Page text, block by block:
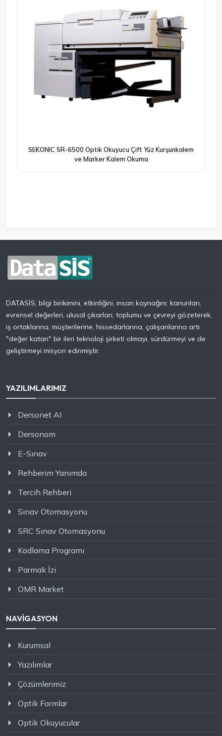
SEKONIC SR-6500 Optik Okuyucu Çift Yüz Kurşunkalem
ve Marker Kalem Okuma
DATASİS, bilgi birikimini, etkinliğini, insan kaynağını; kanunları,
evrensel değerleri, ulusal çıkarları, toplumu ve çevreyi gözeterek,
iş ortaklarına, müşterilerine, hissedarlarına, çalışanlarına artı
"değer katan" bir ileri teknoloji şirketi olmayı, sürdürmeyi ve de
geliştirmeyi misyon edinmiştir.
YAZILIMLARIMIZ
Dersonet AI
Dersonom
E-Sınav
Rehberim Yanımda
Tercih Rehberi
Sınav Otomasyonu
SRC Sınav Otomasyonu
Kodlama Programı
Parmak İzi
OMR Market
NAVİGASYON
Kurumsal
Yazılımlar
Çözümlerimiz
Optik Formlar
Optik Okuyucular